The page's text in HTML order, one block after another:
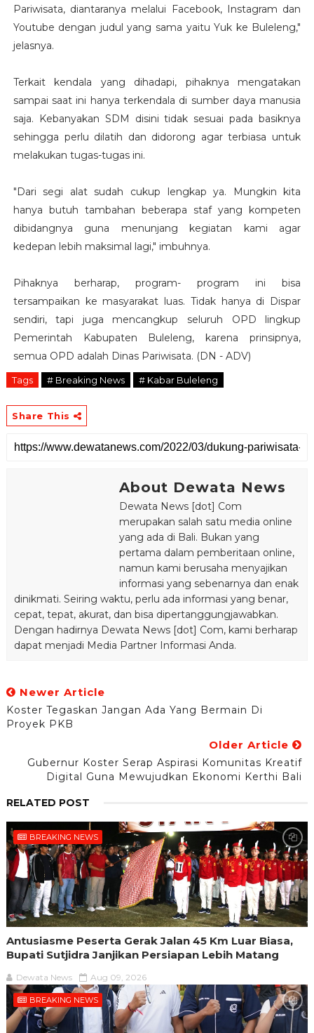
Pariwisata, diantaranya melalui Facebook, Instagram dan
Youtube dengan judul yang sama yaitu Yuk ke Buleleng,"
jelasnya.
Terkait kendala yang dihadapi, pihaknya mengatakan
sampai saat ini hanya terkendala di sumber daya manusia
saja. Kebanyakan SDM disini tidak sesuai pada basiknya
sehingga perlu dilatih dan didorong agar terbiasa untuk
melakukan tugas-tugas ini.
"Dari segi alat sudah cukup lengkap ya. Mungkin kita
hanya butuh tambahan beberapa staf yang kompeten
dibidangnya guna menunjang kegiatan kami agar
kedepan lebih maksimal lagi," imbuhnya.
Pihaknya berharap, program- program ini bisa
tersampaikan ke masyarakat luas. Tidak hanya di Dispar
sendiri, tapi juga mencangkup seluruh OPD lingkup
Pemerintah Kabupaten Buleleng, karena prinsipnya,
semua OPD adalah Dinas Pariwisata. (DN - ADV)
Tags # Breaking News # Kabar Buleleng
Share This
About Dewata News
Dewata News [dot] Com
merupakan salah satu media online
yang ada di Bali. Bukan yang
pertama dalam pemberitaan online,
namun kami berusaha menyajikan
informasi yang sebenarnya dan enak
dinikmati. Seiring waktu, perlu ada informasi yang benar,
cepat, tepat, akurat, dan bisa dipertanggungjawabkan.
Dengan hadirnya Dewata News [dot] Com, kami berharap
dapat menjadi Media Partner Informasi Anda.
Newer Article
Koster Tegaskan Jangan Ada Yang Bermain Di
Proyek PKB
Older Article
Gubernur Koster Serap Aspirasi Komunitas Kreatif
Digital Guna Mewujudkan Ekonomi Kerthi Bali
RELATED POST
BREAKING NEWS
Antusiasme Peserta Gerak Jalan 45 Km Luar Biasa,
Bupati Sutjidra Janjikan Persiapan Lebih Matang
Dewata News Aug 09, 2026
BREAKING NEWS